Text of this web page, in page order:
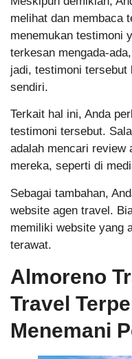
melihat dan membaca
menemukan testimoni
terkesan mengada-
jadi, testimoni
sendiri.
Terkait hal ini, Anda
testimoni tersebut.
adalah mencari review
mereka, seperti di
Sebagai tambahan,
website agen travel.
memiliki website yang
terawat.
Almoreno
Travel
Menemani